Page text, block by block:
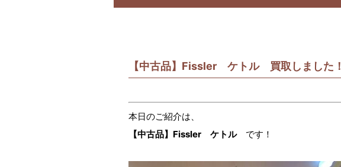
【中古品】Fissler ケトル 買取しました！
本日のご紹介は、
【中古品】Fissler ケトルです！